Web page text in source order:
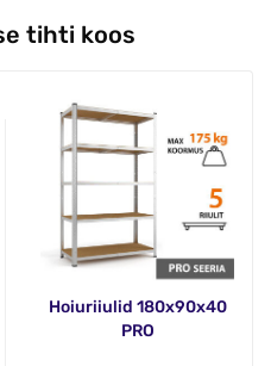
tihti koos
Hoiuriiulid 180x90x40
PRO